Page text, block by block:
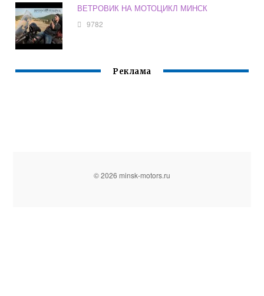
ВЕТРОВИК НА МОТОЦИКЛ МИНСК
9782
Реклама
© 2026 minsk-motors.ru